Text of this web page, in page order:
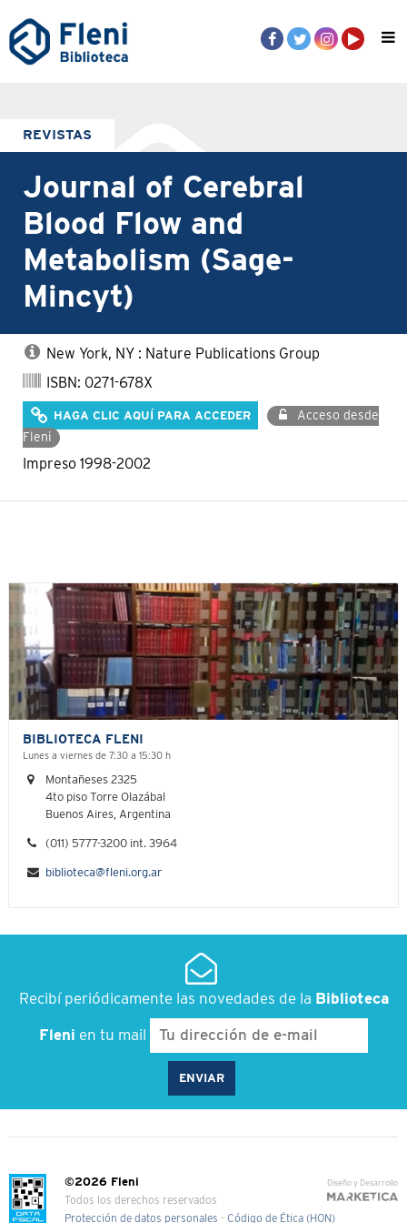
REVISTAS
Journal of Cerebral
Blood Flow and
Metabolism (Sage-
Mincyt)
New York, NY : Nature Publications Group
ISBN: 0271-678X
HAGA CLIC AQUÍ PARA ACCEDER
Acceso desde
Fleni
Impreso 1998-2002
BIBLIOTECA FLENI
Lunes a viernes de 7:30 a 15:30 h
Montañeses 2325
4to piso Torre Olazábal
Buenos Aires, Argentina
(011) 5777-3200 int. 3964
biblioteca@fleni.org.ar
Recibí periódicamente las novedades de la Biblioteca
Fleni en tu mail
Diseño y Desarrollo
©2026 Fleni
Todos los derechos reservados
Protección de datos personales - Código de Ética (HON)